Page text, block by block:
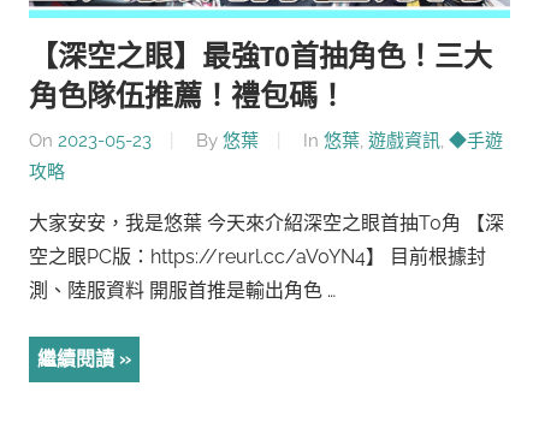
【深空之眼】最強T0首抽角色！三大
角色隊伍推薦！禮包碼！
On 2023-05-23 By 悠葉 In 悠葉, 遊戲資訊, ◆手遊
攻略
大家安安，我是悠葉 今天來介紹深空之眼首抽T0角 【深
空之眼PC版：https://reurl.cc/aV0YN4】 目前根據封
測、陸服資料 開服首推是輸出角色 …
繼續閱讀